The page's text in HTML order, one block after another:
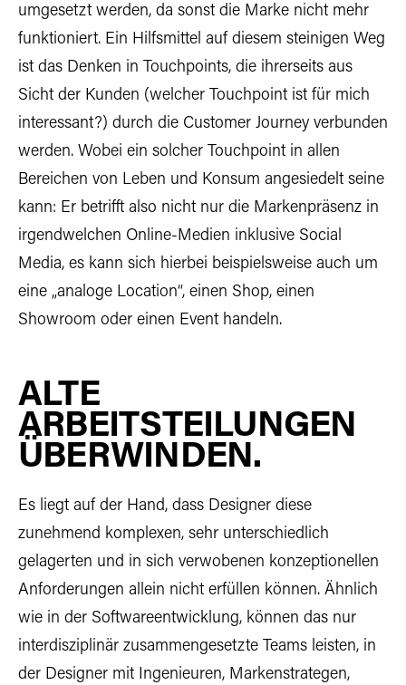
umgesetzt werden, da sonst die Marke nicht mehr
funktioniert. Ein Hilfsmittel auf diesem steinigen Weg
ist das Denken in Touchpoints, die ihrerseits aus
Sicht der Kunden (welcher Touchpoint ist für mich
interessant?) durch die Customer Journey verbunden
werden. Wobei ein solcher Touchpoint in allen
Bereichen von Leben und Konsum angesiedelt seine
kann: Er betrifft also nicht nur die Markenpräsenz in
irgendwelchen Online-Medien inklusive Social
Media, es kann sich hierbei beispielsweise auch um
eine „analoge Location“, einen Shop, einen
Showroom oder einen Event handeln.
ALTE
ARBEITSTEILUNGEN
ÜBERWINDEN.
Es liegt auf der Hand, dass Designer diese
zunehmend komplexen, sehr unterschiedlich
gelagerten und in sich verwobenen konzeptionellen
Anforderungen allein nicht erfüllen können. Ähnlich
wie in der Softwareentwicklung, können das nur
interdisziplinär zusammengesetzte Teams leisten, in
der Designer mit Ingenieuren, Markenstrategen,